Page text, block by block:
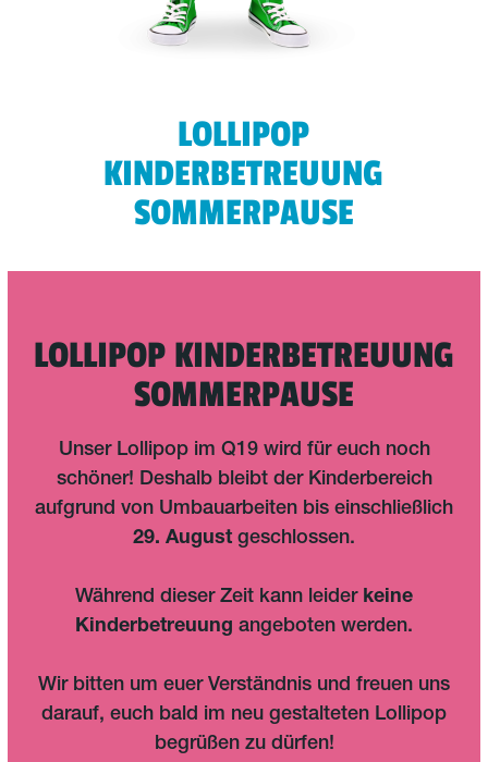
LOLLIPOP
KINDERBETREUUNG
SOMMERPAUSE
LOLLIPOP KINDERBETREUUNG
SOMMERPAUSE
Unser Lollipop im Q19 wird für euch noch
schöner! Deshalb bleibt der Kinderbereich
aufgrund von Umbauarbeiten bis einschließlich
29. August geschlossen.
Während dieser Zeit kann leider keine
Kinderbetreuung angeboten werden.
Wir bitten um euer Verständnis und freuen uns
darauf, euch bald im neu gestalteten Lollipop
begrüßen zu dürfen!